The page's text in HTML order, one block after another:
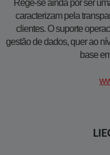
Rege-se ainda por ser
caracterizam pela
clientes. O suporte
gestão de dados, quer ao
base